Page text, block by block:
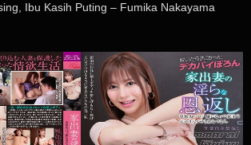
Ibu Kasih Puting – Fumika Nakayama